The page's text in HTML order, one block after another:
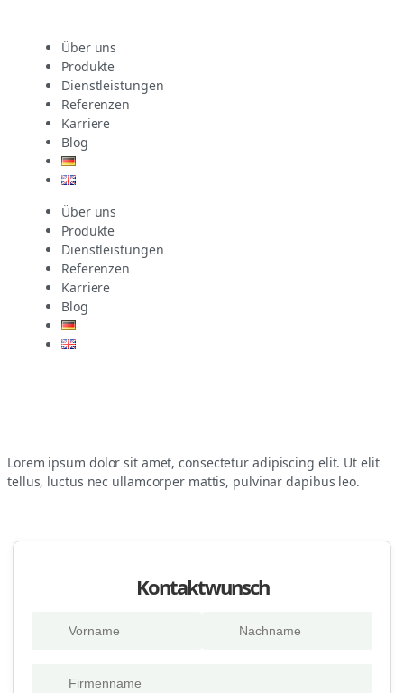
Über uns
Produkte
Dienstleistungen
Referenzen
Karriere
Blog
Über uns
Produkte
Dienstleistungen
Referenzen
Karriere
Blog
Lorem ipsum dolor sit amet, consectetur adipiscing elit. Ut elit
tellus, luctus nec ullamcorper mattis, pulvinar dapibus leo.
Kontaktwunsch